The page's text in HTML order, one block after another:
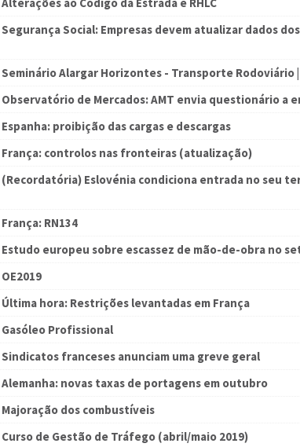
Segurança Social: Empresas devem atualizar dados
Seminário Alargar Horizontes - Transporte Rodoviário
Observatório de Mercados: AMT envia questionário a
Espanha: proibição das cargas e descargas
França: controlos nas fronteiras (atualização)
(Recordatória) Eslovénia condiciona entrada no seu
França: RN134
Estudo europeu sobre escassez de mão-de-obra no
OE2019
Última hora: Restrições levantadas em França
Gasóleo Profissional
Sindicatos franceses anunciam uma greve geral
Alemanha: novas taxas de portagens em outubro
Majoração dos combustíveis
Curso de Gestão de Tráfego (abril/maio 2019)